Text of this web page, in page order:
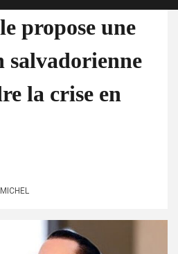
propose une
la crise en